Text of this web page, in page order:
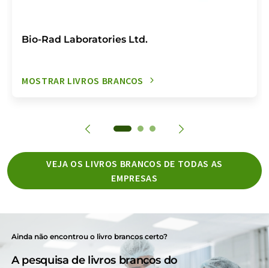
Bio-Rad Laboratories Ltd.
MOSTRAR LIVROS BRANCOS
VEJA OS LIVROS BRANCOS DE TODAS AS
EMPRESAS
Ainda não encontrou o livro brancos certo?
A pesquisa de livros brancos do